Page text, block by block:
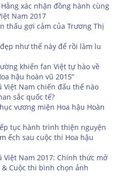
xác nhận đồng hành cùng
Nam 2017
thấu gợi cảm của Trương Thị
như thế này để rồi làm lu
khiến fan Việt tự hào về
hậu hoàn vũ 2015”
Việt Nam chiến đấu thế nào
sắc quốc tế?
vương miện Hoa hậu Hoàn
tục hành trình thiện nguyện
ếch sau cuộc thi Hoa hậu
Việt Nam 2017: Chính thức mở
Cuộc thi bình chọn ảnh